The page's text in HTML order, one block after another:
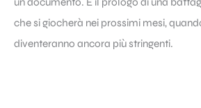
che si giocherà nei prossimi mesi,
diventeranno ancora più stringenti.